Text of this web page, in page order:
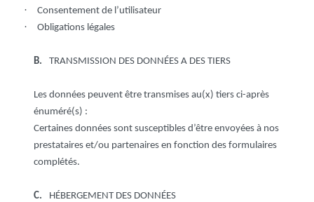
· Consentement de l’utilisateur
· Obligations légales
B. TRANSMISSION DES DONNÉES A DES TIERS
Les données peuvent être transmises au(x) tiers ci-après
énuméré(s) :
Certaines données sont susceptibles d’être envoyées à nos
prestataires et/ou partenaires en fonction des formulaires
complétés.
C. HÉBERGEMENT DES DONNÉES